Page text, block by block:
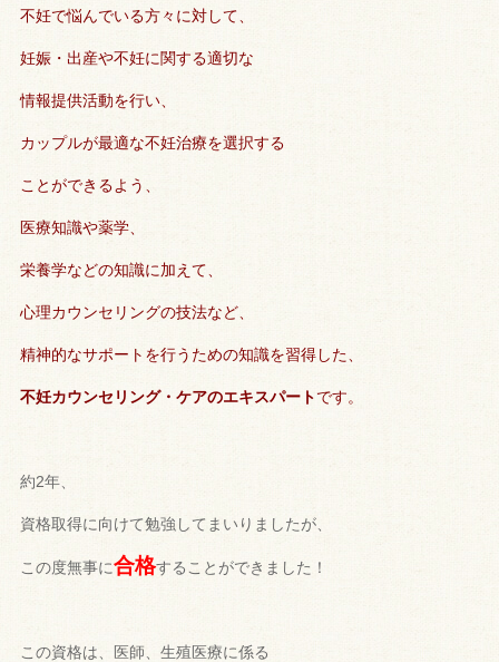
不妊で悩んでいる方々に対して、
妊娠・出産や不妊に関する適切な
情報提供活動を行い、
カップルが最適な不妊治療を選択する
ことができるよう、
医療知識や薬学、
栄養学などの知識に加えて、
心理カウンセリングの技法など、
精神的なサポートを行うための知識を習得した、
不妊カウンセリング・ケアのエキスパートです。
約2年、
資格取得に向けて勉強してまいりましたが、
この度無事に合格することができました！
この資格は、医師、生殖医療に係る